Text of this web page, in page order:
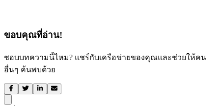
ขอบคุณที่อ่าน!
ชอบบทความนี้ไหม? แชร์กับเครือข่ายของคุณและช่วยให้คน
อื่นๆ ค้นพบด้วย